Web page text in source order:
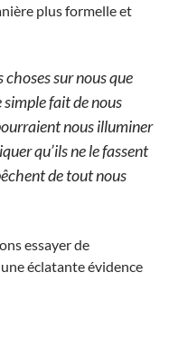
plus formelle et
sur nous que
simple fait de nous
nous illuminer
qu’ils ne le fassent
de tout nous
essayer de
éclatante évidence